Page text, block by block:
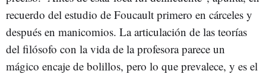
recuerdo del estudio de Foucault primero en cárceles y
después en manicomios. La articulación de las teorías
del filósofo con la vida de la profesora parece un
mágico encaje de bolillos, pero lo que prevalece, y es el